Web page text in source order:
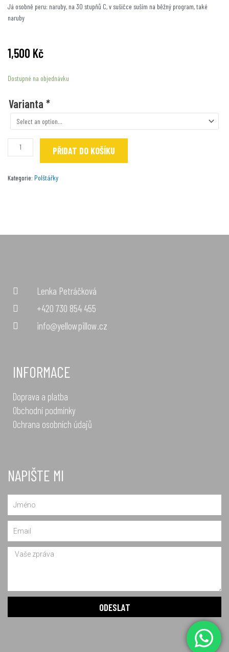
Já osobně peru: naruby, na 30 stupňů C, v sušičce suším na běžný program, také
naruby
1,500 Kč
Dostupné na objednávku
Varianta *
Šaty
kočkami
množství
PŘIDAT DO KOŠÍKU
Kategorie: Polštářky
Lenka Petráčková
+420 730 854 455
info@yellowpillow.cz
INFORMACE
Doprava a platba
Obchodní podmínky
Ochrana osobních údajů
NAPIŠTE MI
Message
ODESLAT